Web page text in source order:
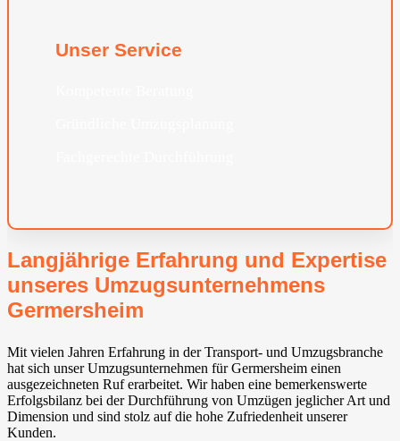
Unser Service
Langjährige Erfahrung und Expertise
unseres Umzugsunternehmens
Germersheim
Mit vielen Jahren Erfahrung in der Transport- und Umzugsbranche
hat sich unser Umzugsunternehmen für Germersheim einen
ausgezeichneten Ruf erarbeitet. Wir haben eine bemerkenswerte
Erfolgsbilanz bei der Durchführung von Umzügen jeglicher Art und
Dimension und sind stolz auf die hohe Zufriedenheit unserer
Kunden.